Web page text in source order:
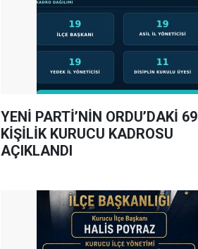
YENİ PARTİ’NİN ORDU’DAKİ 69
KİŞİLİK KURUCU KADROSU
AÇIKLANDI